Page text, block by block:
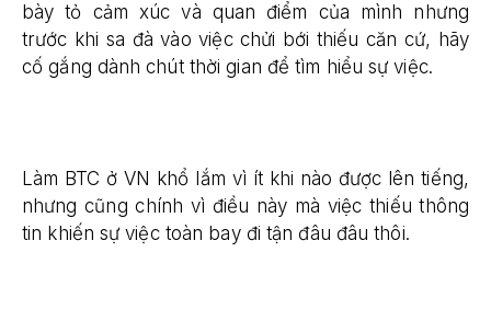
bày tỏ cảm xúc và quan điểm của mình nhưng
trước khi sa đà vào việc chửi bới thiếu căn cứ, hãy
cố gắng dành chút thời gian để tìm hiểu sự việc.
Làm BTC ở VN khổ lắm vì ít khi nào được lên tiếng,
nhưng cũng chính vì điều này mà việc thiếu thông
tin khiến sự việc toàn bay đi tận đâu đâu thôi.